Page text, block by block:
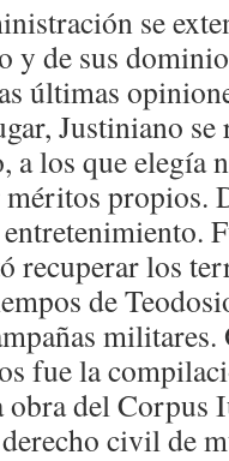
se
y de sus
últimas
Justiniano se
a los que elegía
propios.
recuperar los
de
militares.
fue la
obra del
civil de